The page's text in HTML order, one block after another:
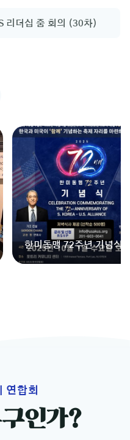
리더십 줌 회의 (30차)
한미동맹 72주년 기념식
025] - Celebration of
연합회
인가?